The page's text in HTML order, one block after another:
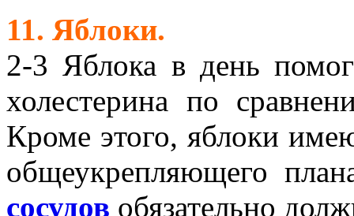
11. Яблоки.
2-3 Яблока в день
холестерина по
Кроме этого, яблоки
общеукрепляющего
сосудов обязательно